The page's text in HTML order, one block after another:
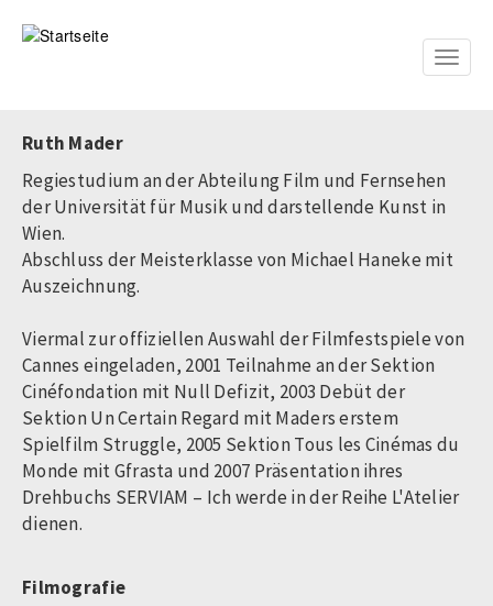
zum
Toggle
Ruth Mader
Regiestudium an der Abteilung Film und Fernsehen
der Universität für Musik und darstellende Kunst in
Wien.
Abschluss der Meisterklasse von Michael Haneke mit
Auszeichnung.
Viermal zur offiziellen Auswahl der Filmfestspiele von
Cannes eingeladen, 2001 Teilnahme an der Sektion
Cinéfondation mit Null Defizit, 2003 Debüt der
Sektion Un Certain Regard mit Maders erstem
Spielfilm Struggle, 2005 Sektion Tous les Cinémas du
Monde mit Gfrasta und 2007 Präsentation ihres
Drehbuchs SERVIAM – Ich werde in der Reihe L'Atelier
dienen.
Filmografie